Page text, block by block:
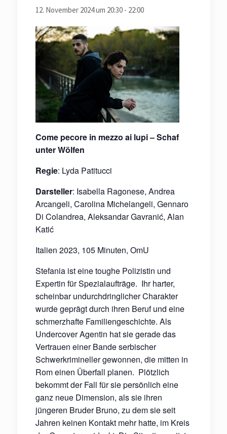
12. November 2024 um 20:30- 22:00
Come pecore in mezzo ai lupi –Schaf
unter Wölfen
Regie: Lyda Patitucci
Darsteller: Isabella Ragonese, Andrea
Arcangeli, Carolina Michelangeli, Gennaro
Di Colandrea, Aleksandar Gavranić, Alan
Katić
Italien 2023, 105 Minuten, OmU
Stefania ist eine toughe Polizistin und
Expertin für Spezialaufträge. Ihr harter,
scheinbar undurchdringlicher Charakter
wurde geprägt durch ihren Beruf und eine
schmerzhafte Familiengeschichte. Als
Undercover Agentin hat sie gerade das
Vertrauen einer Bande serbischer
Schwerkrimineller gewonnen, die mitten in
Rom einen Überfall planen. Plötzlich
bekommt der Fall für sie persönlich eine
ganz neue Dimension, als sie ihren
jüngeren Bruder Bruno, zu dem sie seit
Jahren keinen Kontakt mehr hatte, im Kreis